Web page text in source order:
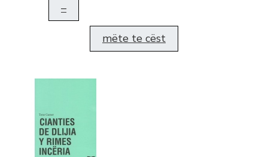
–
mëte te cëst